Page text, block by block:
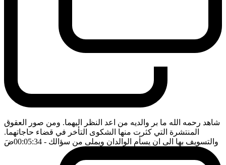
شاهد رحمه الله ما بر والديه من اعد النظر اليهما. ومن صور العقوق
المنتشرة التي كثرت منها الشكوى التأخر في قضاء حاجاتهما.
والتسويف بها الى ان يسأم الوالدان ويملى من سؤالك - 00:05:34 ضَ